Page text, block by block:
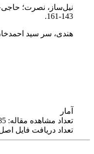
نیل‌ساز، نصرت؛ حاجی‌خانی، علی؛ و جلیلیان، سعید. (1394).
143‑161.
هندی، سر سید احمدخان.
آمار
تعداد مشاهده مقاله: 85
تعداد دریافت فایل اصل